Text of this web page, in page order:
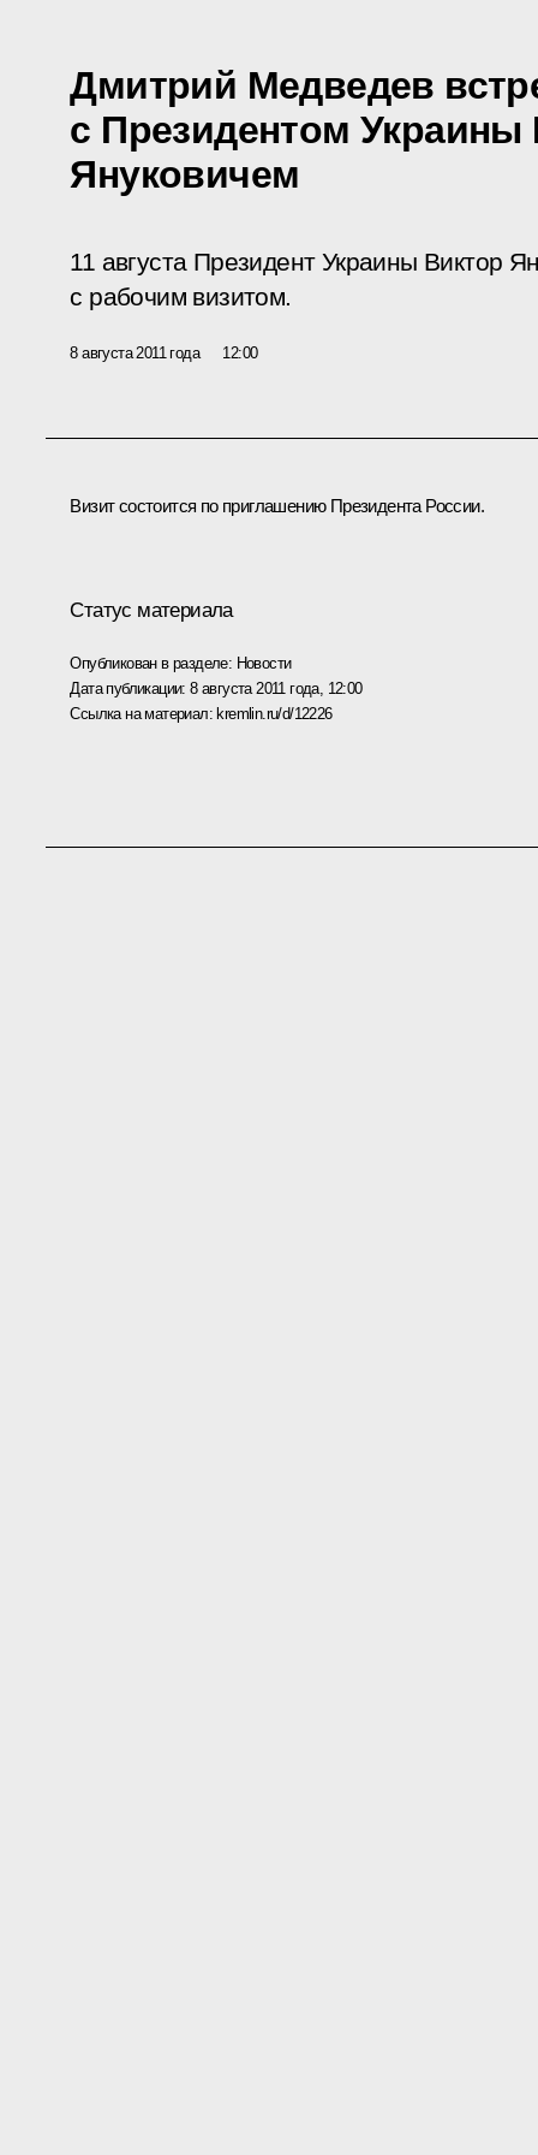
Дмитрий Медведев
с Президентом Украины
Януковичем
11 августа Президент Украины Виктор
с рабочим визитом.
8 августа 2011 года 12:00
Визит состоится по приглашению Президента России.
Статус материала
Опубликован в разделе: Новости
Дата публикации:8 августа 2011 года, 12:00
Ссылка на материал: kremlin.ru/d/12226